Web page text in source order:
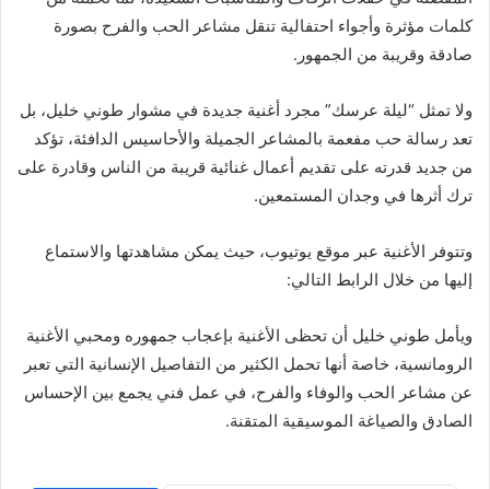
كلمات مؤثرة وأجواء احتفالية تنقل مشاعر الحب والفرح بصورة
صادقة وقريبة من الجمهور.
ولا تمثل “ليلة عرسك” مجرد أغنية جديدة في مشوار طوني خليل، بل
تعد رسالة حب مفعمة بالمشاعر الجميلة والأحاسيس الدافئة، تؤكد
من جديد قدرته على تقديم أعمال غنائية قريبة من الناس وقادرة على
ترك أثرها في وجدان المستمعين.
وتتوفر الأغنية عبر موقع يوتيوب، حيث يمكن مشاهدتها والاستماع
إليها من خلال الرابط التالي:
ويأمل طوني خليل أن تحظى الأغنية بإعجاب جمهوره ومحبي الأغنية
الرومانسية، خاصة أنها تحمل الكثير من التفاصيل الإنسانية التي تعبر
عن مشاعر الحب والوفاء والفرح، في عمل فني يجمع بين الإحساس
الصادق والصياغة الموسيقية المتقنة.